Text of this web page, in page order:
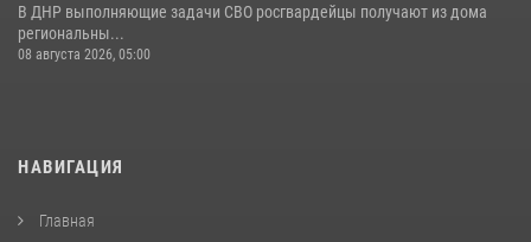
В ДНР выполняющие задачи СВО росгвардейцы получают из дома
региональны...
08 августа 2026, 05:00
НАВИГАЦИЯ
Главная